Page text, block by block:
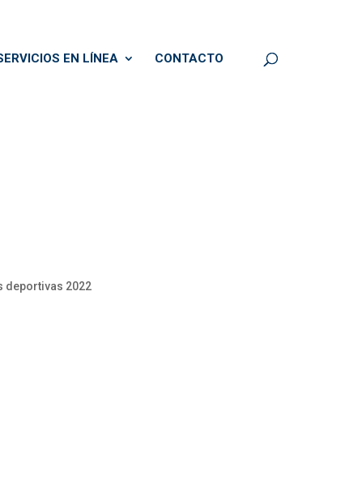
EN LÍNEA CONTACTO
deportivas 2022